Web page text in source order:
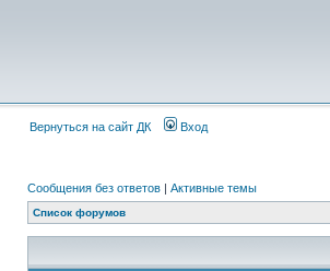
Вернуться на сайт ДК Вход
Сообщения без ответов | Активные темы
Список форумов